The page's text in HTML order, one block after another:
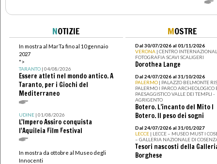
NOTIZIE
In mostra al MarTa fino al 10 gennaio
2027
">
TARANTO| 04/08/2026
Essere atleti nel mondo antico. A
Taranto, per i Giochi del
Mediterraneo
UDINE| 01/08/2026
L'Impero Assiro conquista
l'Aquileia Film Festival
In mostra da ottobre al Museo degli
Innocenti
MOSTRE
Dal 30/07/2026 al 01/11/2026
VERONA | CENTRO
FOTOGRAFIA SCAVI SCALIGERI
Dorothea Lange
Dal 24/07/2026 al 31/10/2026
PALERMO | PALAZZO BELMONTE
PALERMO I PARCO ARCHEOLOGICO
PAESAGGISTICO VALLE DEI TEMPLI -
AGRIGENTO
Botero. L’incanto del Mito I
Botero. Il peso dei sogni
Dal 24/07/2026 al 31/01/2027
LECCE | LECCE – MUSEO MUST I
– GALLERIA NAZIONALE DI
Tesori nascosti della
Borghese